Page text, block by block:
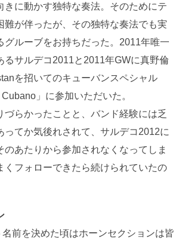
きに動かす独特な奏法。そのためにテ
難が伴ったが、その独特な奏法でも実
グルーブをお持ちだった。2011年唯一
るサルデコ2011と2011年GWに真野倫
を招いてのキューバンスペシャル
Cubano」に参加いただいた。
づらかったことと、バンド経験には乏
ってか気後れされて、サルデコ2012に
のあたりから参加されなくなってしま
くフォローできたら続けられていたの
前を決めた頃はホーンセクションは皆